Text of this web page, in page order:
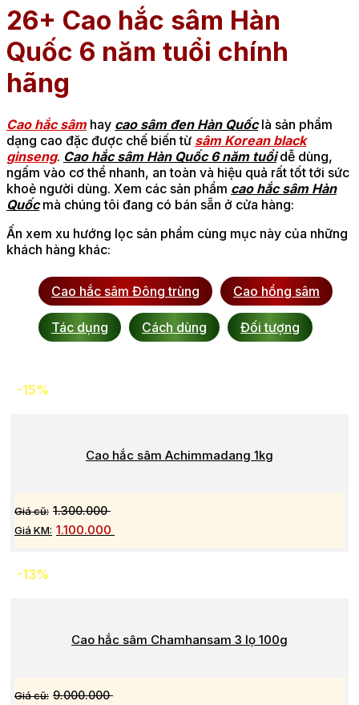
26+ Cao hắc sâm Hàn
Quốc 6 năm tuổi chính
hãng
Cao hắc sâmhay cao sâm đen Hàn Quốclà sản phẩm
dạng cao đặc được chế biến từ sâm Korean black
ginseng. Cao hắc sâm Hàn Quốc 6 năm tuổidễ dùng,
ngấm vào cơ thể nhanh, an toàn và hiệu quả rất tốt tới sức
khoẻ người dùng. Xem các sản phẩm cao hắc sâm Hàn
Quốcmà chúng tôi đang có bán sẵn ở cửa hàng:
Ấn xem xu hướng lọc sản phẩm cùng mục này của những
khách hàng khác:
Cao hắc sâm Đông trùng Cao hồng sâm
Tác dụng Cách dùng Đối tượng
-15%
Cao hắc sâm Achimmadang 1kg
1.300.000
1.100.000
-13%
Cao hắc sâm Chamhansam 3 lọ 100g
9.000.000